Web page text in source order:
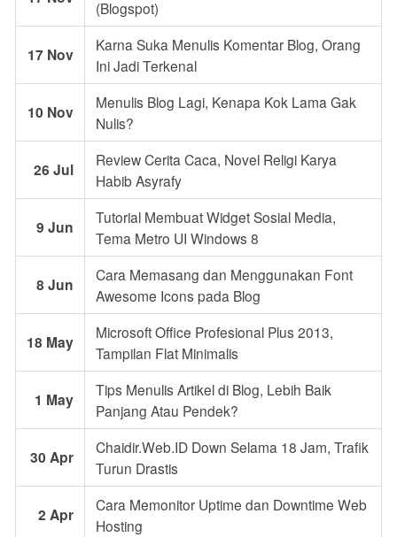
(Blogspot)
17 Nov
Karna Suka Menulis Komentar Blog, Orang
Ini Jadi Terkenal
10 Nov
Menulis Blog Lagi, Kenapa Kok Lama Gak
Nulis?
26 Jul
Review Cerita Caca, Novel Religi Karya
Habib Asyrafy
9 Jun
Tutorial Membuat Widget Sosial Media,
Tema Metro UI Windows 8
8 Jun
Cara Memasang dan Menggunakan Font
Awesome Icons pada Blog
18 May
Microsoft Office Profesional Plus 2013,
Tampilan Flat Minimalis
1 May
Tips Menulis Artikel di Blog, Lebih Baik
Panjang Atau Pendek?
30 Apr
Chaidir.Web.ID Down Selama 18 Jam, Trafik
Turun Drastis
2 Apr
Cara Memonitor Uptime dan Downtime Web
Hosting